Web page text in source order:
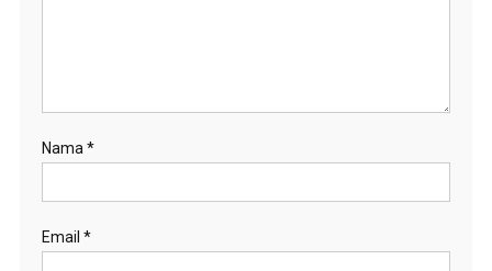
Nama *
Email *